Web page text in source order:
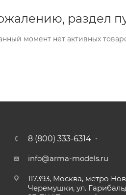
раздел
момент нет активных
8 (800) 333-6314
info@arma-models.ru
117393, Москва, метро
Черемушки, ул.